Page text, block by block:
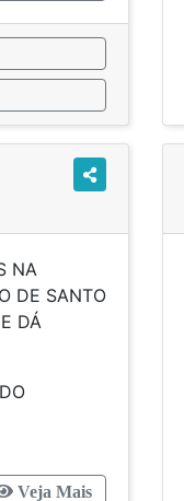
NA
DE SANTO
DÁ
LDO
Veja Mais